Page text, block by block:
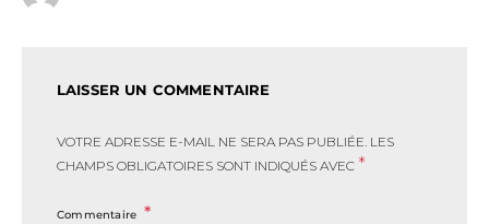
LAISSER UN COMMENTAIRE
VOTRE ADRESSE E-MAIL NE SERA PAS PUBLIÉE. LES
CHAMPS OBLIGATOIRES SONT INDIQUÉS AVEC *
Commentaire